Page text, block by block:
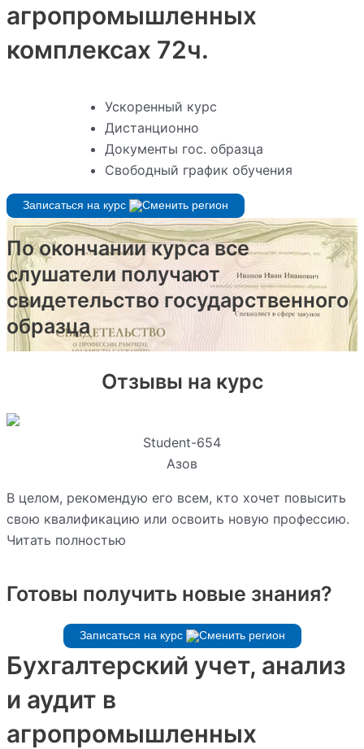
агропромышленных
комплексах 72ч.
Ускоренный курс
Дистанционно
Документы гос. образца
Свободный график обучения
Записаться на курс
По окончании курса все
слушатели получают
свидетельство государственного
образца
Отзывы на курс
Student-654
Азов
В целом, рекомендую его всем, кто хочет повысить
свою квалификацию или освоить новую профессию.
Читать полностью
Готовы получить новые знания?
Записаться на курс
Бухгалтерский учет, анализ
и аудит в
агропромышленных